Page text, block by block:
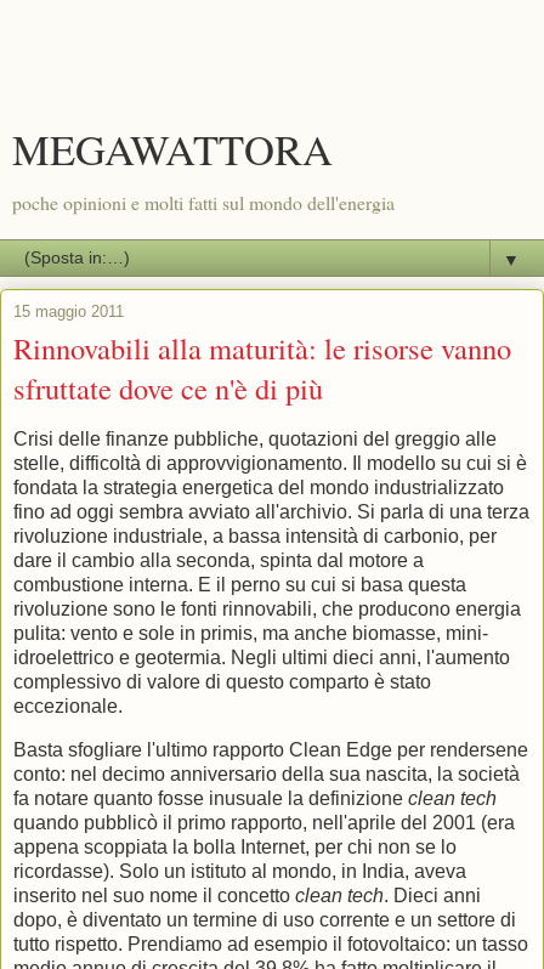
MEGAWATTORA
poche opinioni e molti fatti sul mondo dell'energia
▼
15 maggio 2011
Rinnovabili alla maturità: le risorse vanno
sfruttate dove ce n'è di più
Crisi delle finanze pubbliche, quotazioni del greggio alle
stelle, difficoltà di approvvigionamento. Il modello su cui si è
fondata la strategia energetica del mondo industrializzato
fino ad oggi sembra avviato all'archivio. Si parla di una terza
rivoluzione industriale, a bassa intensità di carbonio, per
dare il cambio alla seconda, spinta dal motore a
combustione interna. E il perno su cui si basa questa
rivoluzione sono le fonti rinnovabili, che producono energia
pulita: vento e sole in primis, ma anche biomasse, mini-
idroelettrico e geotermia. Negli ultimi dieci anni, l'aumento
complessivo di valore di questo comparto è stato
eccezionale.
Basta sfogliare l'ultimo rapporto Clean Edge per rendersene
conto: nel decimo anniversario della sua nascita, la società
fa notare quanto fosse inusuale la definizione clean tech
quando pubblicò il primo rapporto, nell'aprile del 2001 (era
appena scoppiata la bolla Internet, per chi non se lo
ricordasse). Solo un istituto al mondo, in India, aveva
inserito nel suo nome il concetto clean tech. Dieci anni
dopo, è diventato un termine di uso corrente e un settore di
tutto rispetto. Prendiamo ad esempio il fotovoltaico: un tasso